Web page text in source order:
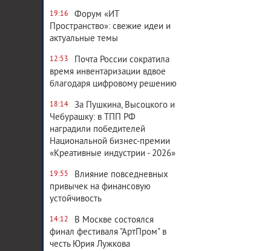
19:16
Форум «ИТ
Пространство»: свежие идеи и
актуальные темы
12:53
Почта России сократила
время инвентаризации вдвое
благодаря цифровому решению
18:14
За Пушкина, Высоцкого и
Чебурашку: в ТПП РФ
наградили победителей
Национальной бизнес-премии
«Креативные индустрии - 2026»
19:55
Влияние повседневных
привычек на финансовую
устойчивость
14:12
В Москве состоялся
финал фестиваля "АртПром" в
честь Юрия Лужкова